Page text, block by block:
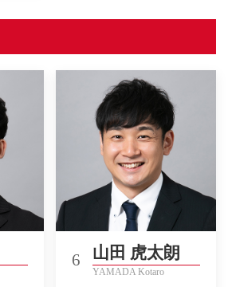
6 山田 虎太朗
YAMADA Kotaro